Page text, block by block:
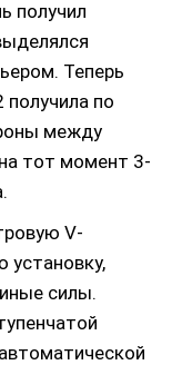
получил
Теперь
по
между
тот момент 3-
V-
установку,
силы.